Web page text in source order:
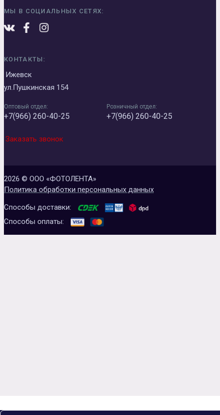
МЫ В СОЦИАЛЬНЫХ СЕТЯХ:
КОНТАКТЫ:
Ижевск
ул.Пушкинская 154
Оптовый отдел:
+7(966) 260-40-25
Розничный отдел:
+7(966) 260-40-25
Заказать звонок
2026 © ООО «ФОТОЛЕНТА»
Политика обработки персональных данных
Способы доставки:
Способы оплаты: